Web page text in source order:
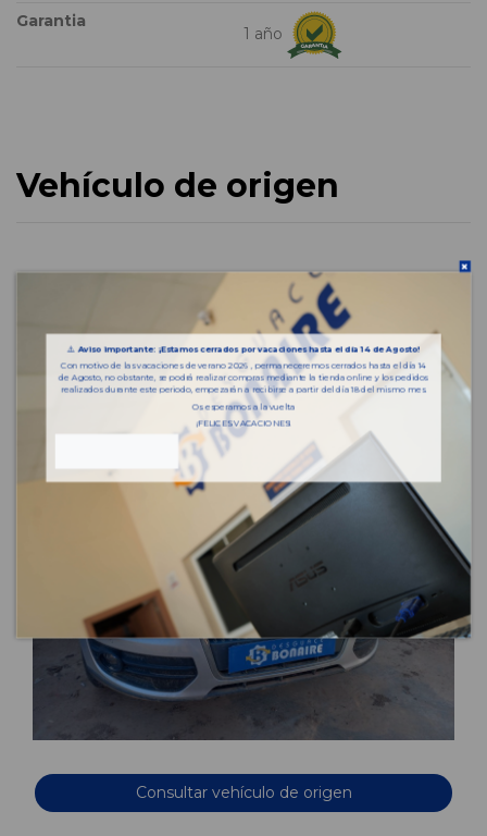
Garantia
1 año
Vehículo de origen
Consultar vehículo de origen
⚠️ Aviso importante: ¡Estamos cerrados por vacaciones hasta el día 14 de Agosto!
Con motivo de las vacaciones de verano 2026 , permaneceremos cerrados hasta el día 14
de Agosto, no obstante, se podrá realizar compras mediante la tienda online y los pedidos
realizados durante este periodo, empezarán a recibirse a partir del día 18 del mismo mes.
Os esperamos a la vuelta
¡FELICES VACACIONES!